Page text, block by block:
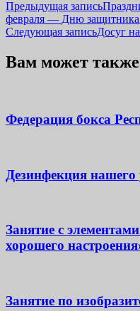
Навигация
по
Предыдущая запись
февраля — Дню защитника
Следующая записьДосуг
Вам может
Федерация бокса
Дезинфекция нашего
Занятие с
хорошего
Занятие по